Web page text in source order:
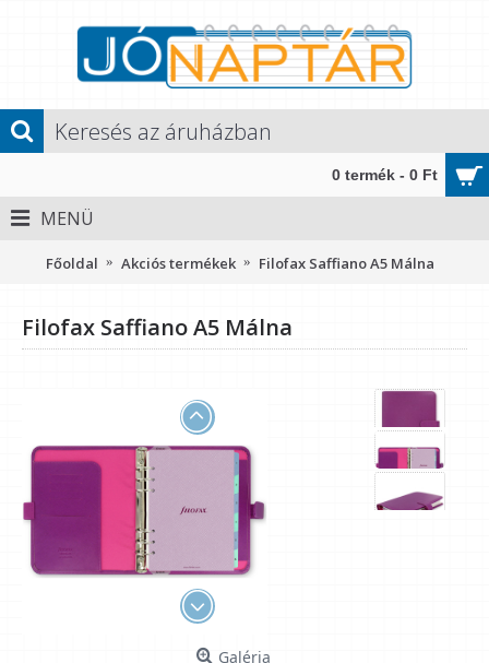
0 termék - 0 Ft
MENÜ
Főoldal Akciós termékek Filofax Saffiano A5 Málna
Filofax Saffiano A5 Málna
Galéria